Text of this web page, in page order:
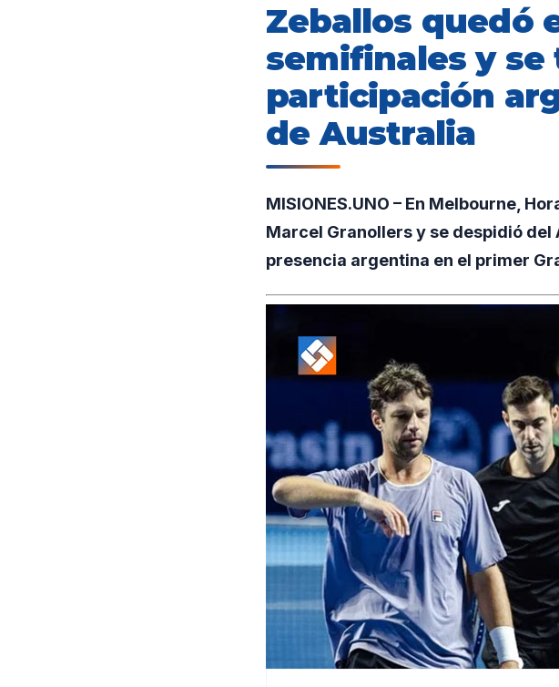
Zeballos quedó
semifinales y
participación
de Australia
MISIONES.UNO – En Melbourne,
Marcel Granollers y se despidió
presencia argentina en el primer